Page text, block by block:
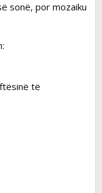
sonë, por mozaiku
të